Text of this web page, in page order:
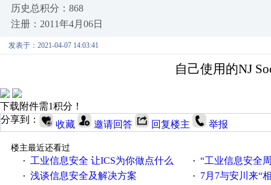
历史总积分：868
注册：2011年4月06日
发表于：2021-04-07 14:03:41
自己使用的NJ
下载附件需1积分！
分享到：
收藏 邀请回答 回复楼主 举报
楼主最近还看过
·
工业信息安全 让ICS为你做点什么 · “工业信息安全周之我见”
· 浅谈信息安全及解决方案 · 7月7与安川来“